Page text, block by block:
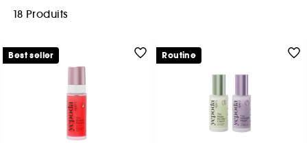
18 Produits
Best seller Routine